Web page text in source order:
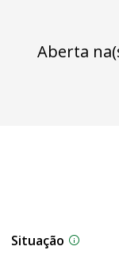
Aberta
Situação Na